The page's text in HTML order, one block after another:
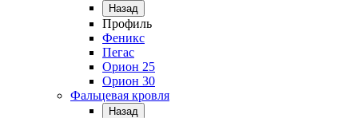
Назад
Профиль
Феникс
Пегас
Орион 25
Орион 30
Фальцевая кровля
Назад